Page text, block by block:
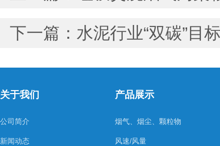
下一篇： 水泥行业“双碳”目
关于我们
公司简介
新闻动态
产品展示
烟气、烟尘、颗粒物
风速/风量